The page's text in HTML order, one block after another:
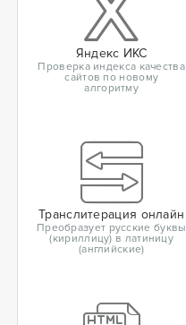
Яндекс ИКС
Проверка индекса качества
сайтов по новому
алгоритму
Транслитерация онлайн
Преобразует русские буквы
(кириллицу) в латиницу
(английские)